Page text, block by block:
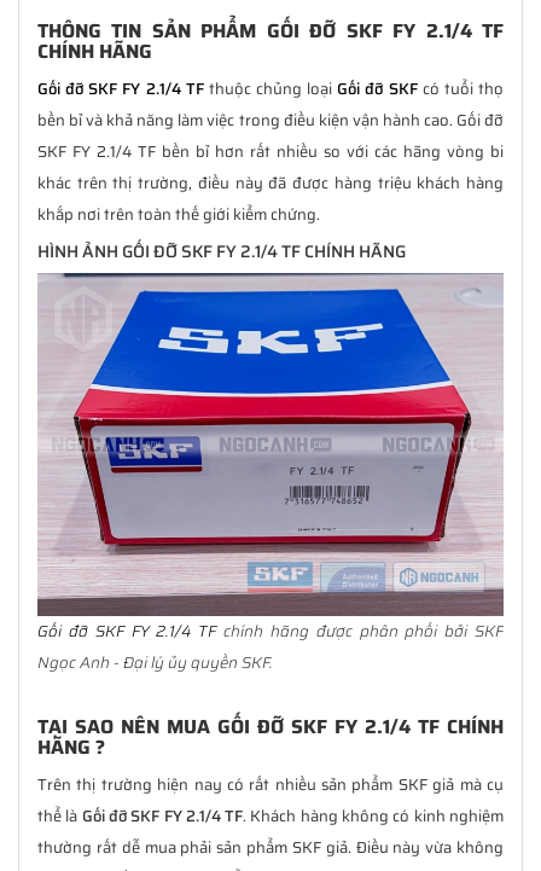
THÔNG TIN SẢN PHẨM GỐI ĐỠ SKF FY 2.1/4 TF
CHÍNH HÃNG
Gối đỡ SKF FY 2.1/4 TFthuộc chủng loạiGối đỡ SKFcó tuổi thọ
bền bỉ và khả năng làm việc trong điều kiện vận hành cao. Gối đỡ
SKF FY 2.1/4 TF bền bỉ hơn rất nhiều so với các hãng vòng bi
khác trên thị trường, điều này đã được hàng triệu khách hàng
khắp nơi trên toàn thế giới kiểm chứng.
HÌNH ẢNH GỐI ĐỠ SKF FY 2.1/4 TF CHÍNH HÃNG
Gối đỡ SKF FY 2.1/4 TFchính hãng được phân phối bởi SKF
Ngọc Anh - Đại lý ủy quyền SKF.
TẠI SAO NÊN MUA GỐI ĐỠ SKF FY 2.1/4 TF CHÍNH
HÃNG ?
Trên thị trường hiện nay có rất nhiều sản phẩm SKF giả mà cụ
thể là Gối đỡ SKF FY 2.1/4 TF. Khách hàng không có kinh nghiệm
thường rất dễ mua phải sản phẩm SKF giả. Điều này vừa không